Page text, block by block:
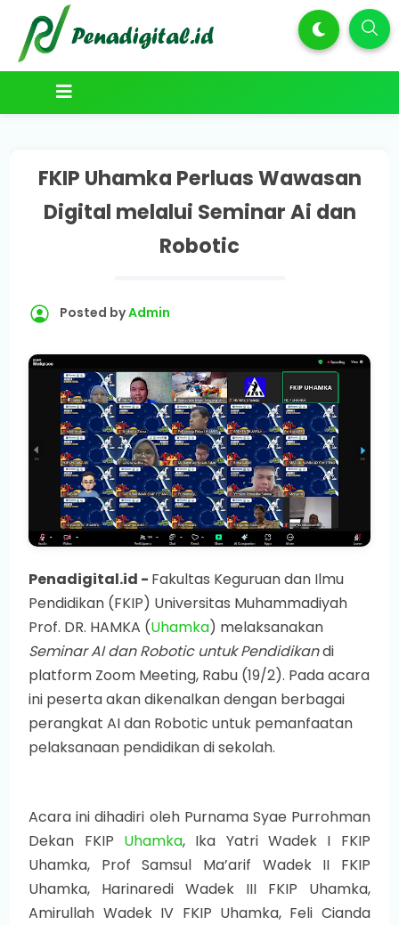
FKIP Uhamka Perluas Wawasan
Digital melalui Seminar Ai dan
Robotic
Posted byAdmin
Penadigital.id - Fakultas Keguruan dan Ilmu
Pendidikan (FKIP) Universitas Muhammadiyah
Prof. DR. HAMKA (Uhamka) melaksanakan
Seminar AI dan Robotic untuk Pendidikandi
platform Zoom Meeting, Rabu (19/2). Pada acara
ini peserta akan dikenalkan dengan berbagai
perangkat AI dan Robotic untuk pemanfaatan
pelaksanaan pendidikan di sekolah.
Acara ini dihadiri oleh Purnama Syae Purrohman
Dekan FKIP Uhamka, Ika Yatri Wadek I FKIP
Uhamka, Prof Samsul Ma’arif Wadek II FKIP
Uhamka, Harinaredi Wadek III FKIP Uhamka,
Amirullah Wadek IV FKIP Uhamka, Feli Cianda